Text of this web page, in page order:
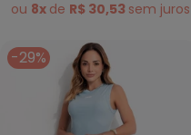
ou 8x de R$ 30,53 sem juros
-29%